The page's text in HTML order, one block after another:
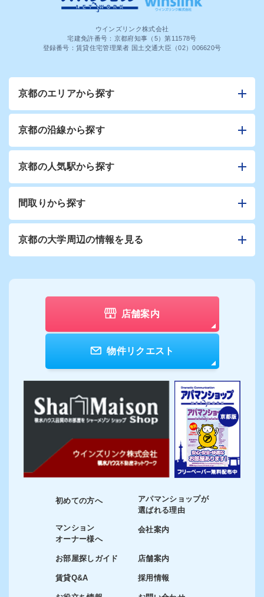
ウインズリンク株式会社
宅建免許番号：京都府知事（5）第11578号
登録番号：賃貸住宅管理業者 国土交通大臣（02）006620号
京都のエリアから探す
京都の沿線から探す
京都の人気駅から探す
間取りから探す
京都の大学周辺の情報を見る
店舗案内
物件リクエスト
初めての方へ
マンション
オーナー様へ
お部屋探しガイド
賃貸Q&A
アパマンショップが
選ばれる理由
会社案内
店舗案内
採用情報